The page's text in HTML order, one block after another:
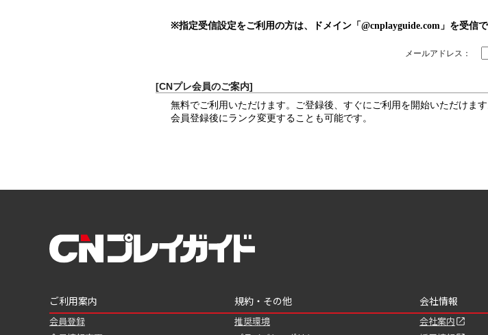
※指定受信設定をご利用の方は、ドメイン「@cnplayguide.com」を受信
メールアドレス：
[CNプレ会員のご案内]
無料でご利用いただけます。ご登録後、すぐにご利用を開始いただけます
会員登録後にランク変更することも可能です。
ご利用案内
会員登録
規約・その他
推奨環境
会社情報
会社案内